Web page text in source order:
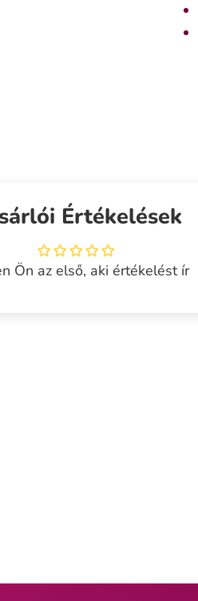
Értékelések
Ön az első, aki értékelést ír